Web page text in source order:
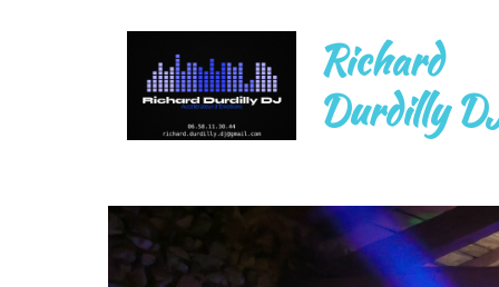
Richard
Durdilly